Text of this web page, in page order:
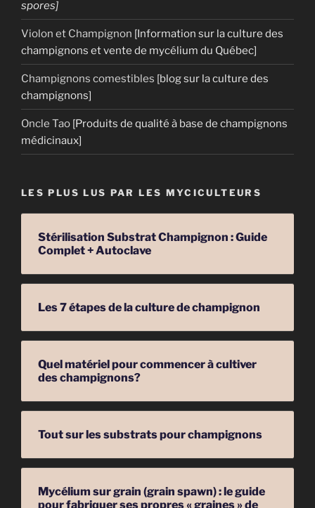
spores]
Violon et Champignon [Information sur la culture des
champignons et vente de mycélium du Québec]
Champignons comestibles [blog sur la culture des
champignons]
Oncle Tao [Produits de qualité à base de champignons
médicinaux]
LES PLUS LUS PAR LES MYCICULTEURS
Stérilisation Substrat Champignon : Guide
Complet + Autoclave
Les 7 étapes de la culture de champignon
Quel matériel pour commencer à cultiver
des champignons?
Tout sur les substrats pour champignons
Mycélium sur grain (grain spawn) : le guide
pour fabriquer ses propres « graines » de